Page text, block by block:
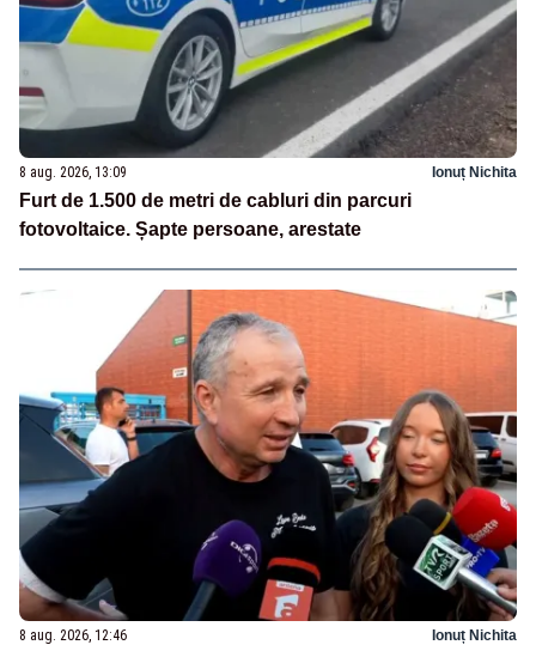
8 aug. 2026, 13:09 Ionuț Nichita
Furt de 1.500 de metri de cabluri din parcuri
fotovoltaice. Șapte persoane, arestate
8 aug. 2026, 12:46 Ionuț Nichita